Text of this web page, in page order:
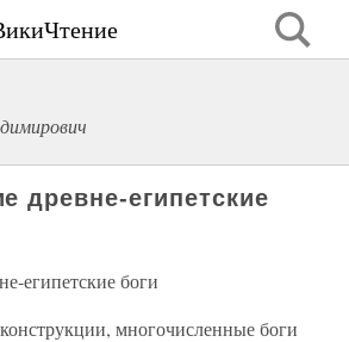
древне-египетские
египетские боги
многочисленные боги